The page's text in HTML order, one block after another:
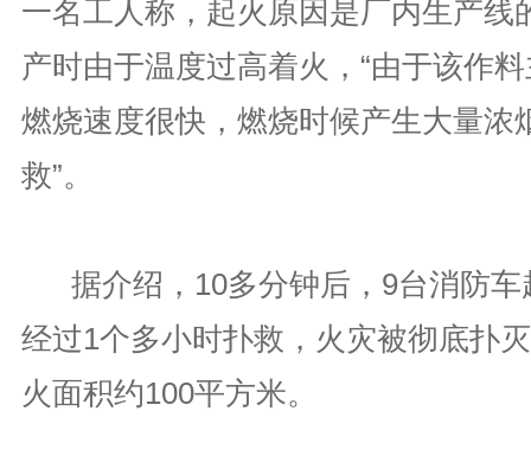
一名工人称，起火原因是厂内生产线
产时由于温度过高着火，“由于该作
燃烧速度很快，燃烧时候产生大量浓
救”。
据介绍，10多分钟后，9台消防车
经过1个多小时扑救，火灾被彻底扑
火面积约100平方米。